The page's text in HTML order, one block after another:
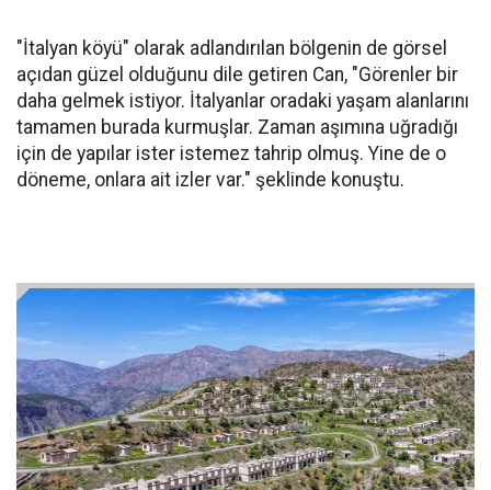
"İtalyan köyü" olarak adlandırılan bölgenin de görsel
açıdan güzel olduğunu dile getiren Can, "Görenler bir
daha gelmek istiyor. İtalyanlar oradaki yaşam alanlarını
tamamen burada kurmuşlar. Zaman aşımına uğradığı
için de yapılar ister istemez tahrip olmuş. Yine de o
döneme, onlara ait izler var." şeklinde konuştu.